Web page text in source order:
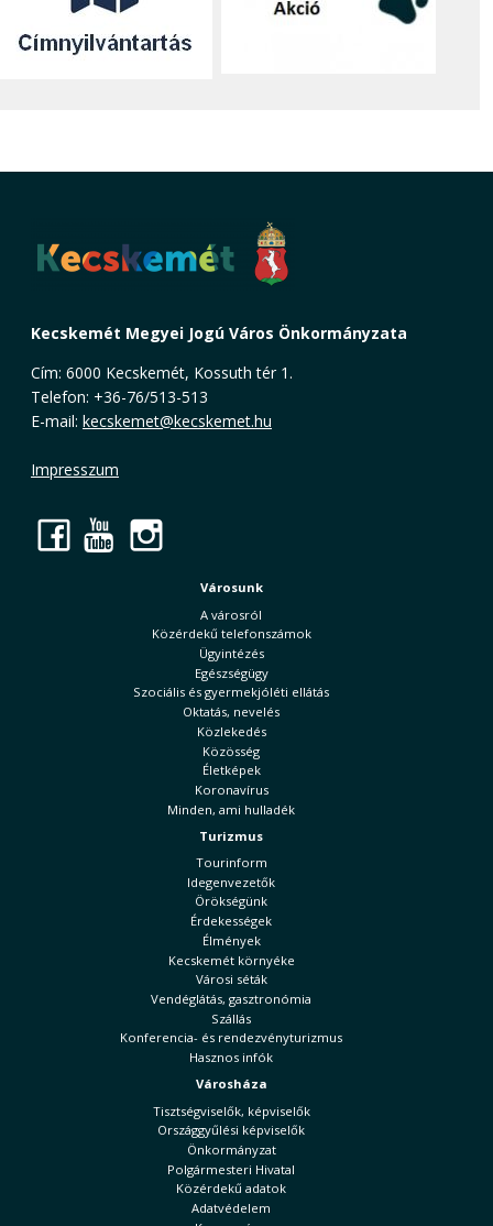
Kecskemét Megyei Jogú Város Önkormányzata
Cím: 6000 Kecskemét, Kossuth tér 1.
Telefon: +36-76/513-513
E-mail: kecskemet@kecskemet.hu
Impresszum
Facebook
YouTube
Városunk
A városról
Közérdekű telefonszámok
Ügyintézés
Egészségügy
Szociális és gyermekjóléti ellátás
Oktatás, nevelés
Közlekedés
Közösség
Életképek
Koronavírus
Minden, ami hulladék
Turizmus
Tourinform
Idegenvezetők
Örökségünk
Érdekességek
Élmények
Kecskemét környéke
Városi séták
Vendéglátás, gasztronómia
Szállás
Konferencia- és rendezvényturizmus
Hasznos infók
Városháza
Tisztségviselők, képviselők
Országgyűlési képviselők
Önkormányzat
Polgármesteri Hivatal
Közérdekű adatok
Adatvédelem